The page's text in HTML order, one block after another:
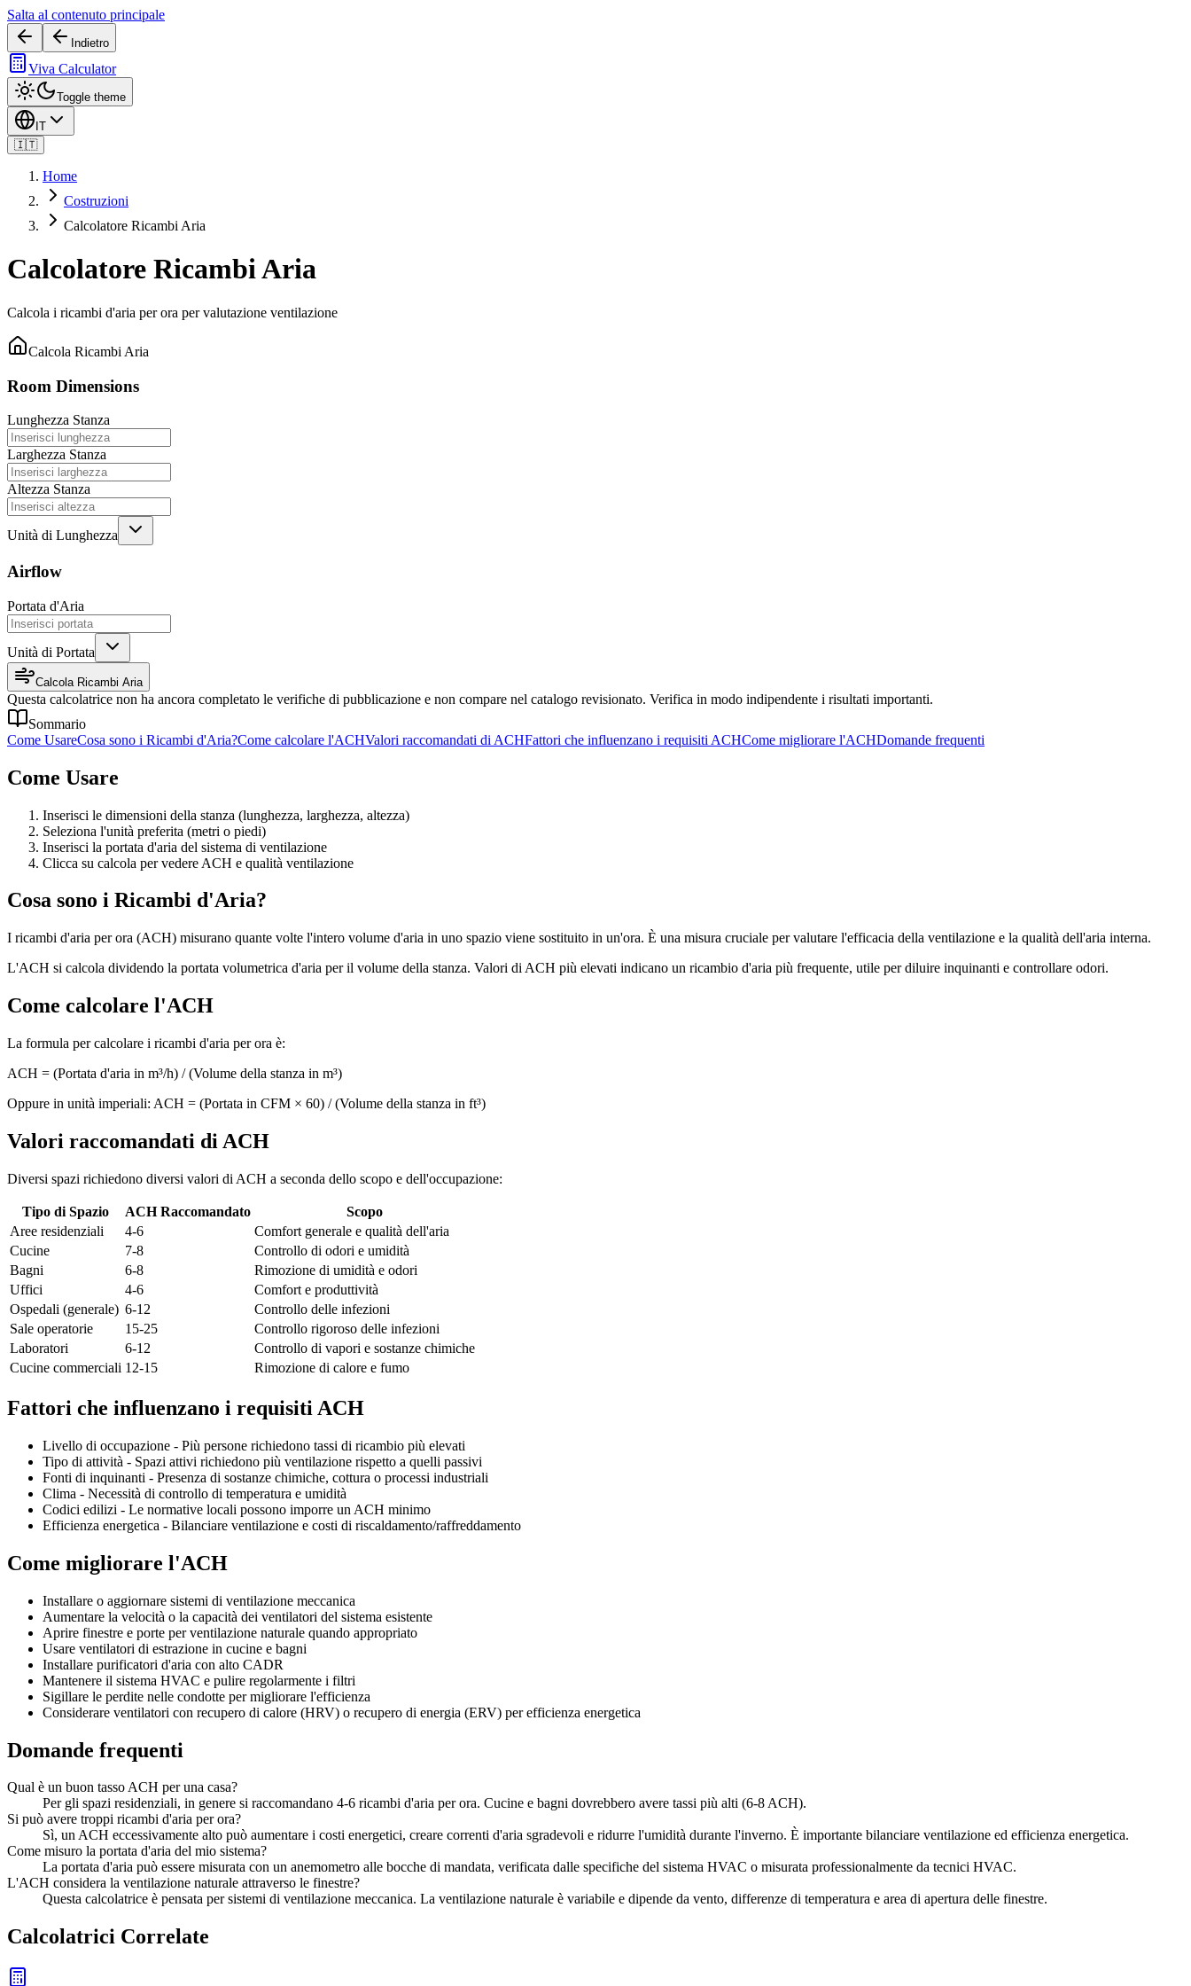
Salta al contenuto principale
Indietro
Viva Calculator
Toggle theme
IT
🇮🇹
Home
Costruzioni
Calcolatore Ricambi Aria
Calcolatore Ricambi Aria
Calcola i ricambi d'aria per ora per valutazione ventilazione
Calcola Ricambi Aria
Room Dimensions
Lunghezza Stanza
Larghezza Stanza
Altezza Stanza
Unità di Lunghezza
Airflow
Portata d'Aria
Unità di Portata
Calcola Ricambi Aria
Questa calcolatrice non ha ancora completato le verifiche di pubblicazione e non compare nel catalogo revisionato. Verifica in modo indipendente i risultati importanti.
Sommario
Come UsareCosa sono i Ricambi d'Aria?Come calcolare l'ACHValori raccomandati di ACHFattori che influenzano i requisiti ACHCome migliorare l'ACHDomande frequenti
Come Usare
Inserisci le dimensioni della stanza (lunghezza, larghezza, altezza)
Seleziona l'unità preferita (metri o piedi)
Inserisci la portata d'aria del sistema di ventilazione
Clicca su calcola per vedere ACH e qualità ventilazione
Cosa sono i Ricambi d'Aria?
I ricambi d'aria per ora (ACH) misurano quante volte l'intero volume d'aria in uno spazio viene sostituito in un'ora. È una misura cruciale per valutare l'efficacia della ventilazione e la qualità dell'aria interna.
L'ACH si calcola dividendo la portata volumetrica d'aria per il volume della stanza. Valori di ACH più elevati indicano un ricambio d'aria più frequente, utile per diluire inquinanti e controllare odori.
Come calcolare l'ACH
La formula per calcolare i ricambi d'aria per ora è:
ACH = (Portata d'aria in m³/h) / (Volume della stanza in m³)
Oppure in unità imperiali: ACH = (Portata in CFM × 60) / (Volume della stanza in ft³)
Valori raccomandati di ACH
Diversi spazi richiedono diversi valori di ACH a seconda dello scopo e dell'occupazione:
Tipo di Spazio ACH Raccomandato
Scopo
Aree residenziali
4-6
Comfort generale e qualità dell'aria
Cucine
7-8
Controllo di odori e umidità
Bagni
6-8
Rimozione di umidità e odori
Uffici
4-6
Comfort e produttività
Ospedali (generale) 6-12
Controllo delle infezioni
Sale operatorie
15-25
Controllo rigoroso delle infezioni
Laboratori
6-12
Controllo di vapori e sostanze chimiche
Cucine commerciali 12-15 Rimozione di calore e fumo
Fattori che influenzano i requisiti ACH
Livello di occupazione - Più persone richiedono tassi di ricambio più elevati
Tipo di attività - Spazi attivi richiedono più ventilazione rispetto a quelli passivi
Fonti di inquinanti - Presenza di sostanze chimiche, cottura o processi industriali
Clima - Necessità di controllo di temperatura e umidità
Codici edilizi - Le normative locali possono imporre un ACH minimo
Efficienza energetica - Bilanciare ventilazione e costi di riscaldamento/raffreddamento
Come migliorare l'ACH
Installare o aggiornare sistemi di ventilazione meccanica
Aumentare la velocità o la capacità dei ventilatori del sistema esistente
Aprire finestre e porte per ventilazione naturale quando appropriato
Usare ventilatori di estrazione in cucine e bagni
Installare purificatori d'aria con alto CADR
Mantenere il sistema HVAC e pulire regolarmente i filtri
Sigillare le perdite nelle condotte per migliorare l'efficienza
Considerare ventilatori con recupero di calore (HRV) o recupero di energia (ERV) per efficienza energetica
Domande frequenti
Qual è un buon tasso ACH per una casa?
Per gli spazi residenziali, in genere si raccomandano 4-6 ricambi d'aria per ora. Cucine e bagni dovrebbero avere tassi più alti (6-8 ACH).
Si può avere troppi ricambi d'aria per ora?
Sì, un ACH eccessivamente alto può aumentare i costi energetici, creare correnti d'aria sgradevoli e ridurre l'umidità durante l'inverno. È importante bilanciare ventilazione ed efficienza energetica.
Come misuro la portata d'aria del mio sistema?
La portata d'aria può essere misurata con un anemometro alle bocche di mandata, verificata dalle specifiche del sistema HVAC o misurata professionalmente da tecnici HVAC.
L'ACH considera la ventilazione naturale attraverso le finestre?
Questa calcolatrice è pensata per sistemi di ventilazione meccanica. La ventilazione naturale è variabile e dipende da vento, differenze di temperatura e area di apertura delle finestre.
Calcolatrici Correlate